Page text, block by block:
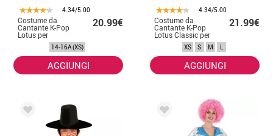
4.34/5.00
Costume da
Cantante K-Pop
Lotus per
adolescente
20.99€
14-16A (XS)
AGGIUNGI
4.34/5.00
Costume da
Cantante K-Pop
Lotus Classic per
21.99€
XS S M L
AGGIUNGI